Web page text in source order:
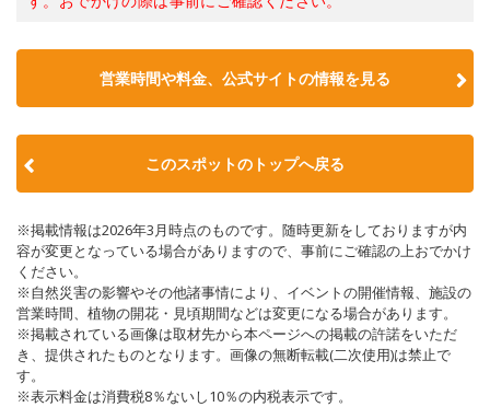
営業時間や料金、公式サイトの情報を見る
このスポットのトップへ戻る
※掲載情報は2026年3月時点のものです。随時更新をしておりますが内
容が変更となっている場合がありますので、事前にご確認の上おでかけ
ください。
※自然災害の影響やその他諸事情により、イベントの開催情報、施設の
営業時間、植物の開花・見頃期間などは変更になる場合があります。
※掲載されている画像は取材先から本ページへの掲載の許諾をいただ
き、提供されたものとなります。画像の無断転載(二次使用)は禁止で
す。
※表示料金は消費税8％ないし10％の内税表示です。